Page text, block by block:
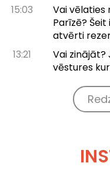
15:03
Vai vēlaties
Parīzē?
atvērti
13:21
Vai
vēstures